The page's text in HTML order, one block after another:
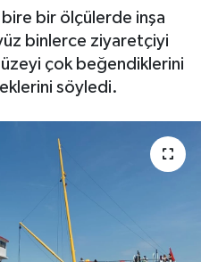
bire bir ölçülerde inşa
binlerce ziyaretçiyi
çok beğendiklerini
söyledi.